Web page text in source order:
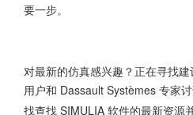
要一步。
对最新的仿真感兴趣？正在寻找
用户和 Dassault Systèmes 专家
找查找 SIMULIA 软件的最新资源